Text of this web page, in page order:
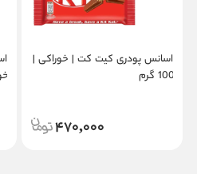
اسانس پودری کیت کت | خوراکی |
100 گرم
470,000